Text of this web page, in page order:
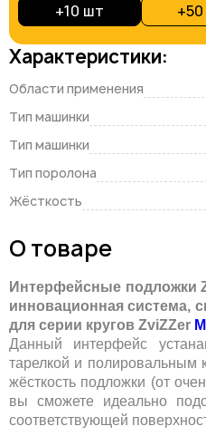
+10 шт +
Характеристики:
Области применения
Тип машинки
Тип машинки
Тип поролона
Жёсткость
О товаре
Интерфейсные подложки
инновационная система,
для серии кругов ZviZZer
Данный интерфейс
тарелкой и полировальным
жёсткость подложки (от
вы сможете идеально
соответствующей